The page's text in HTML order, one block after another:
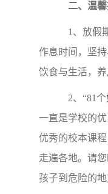
二、温馨
1、放假
作息时间，坚
饮食与生活，养
2、“81个
一直是学校的
优秀的校本课
走遍各地。请
孩子到危险的地